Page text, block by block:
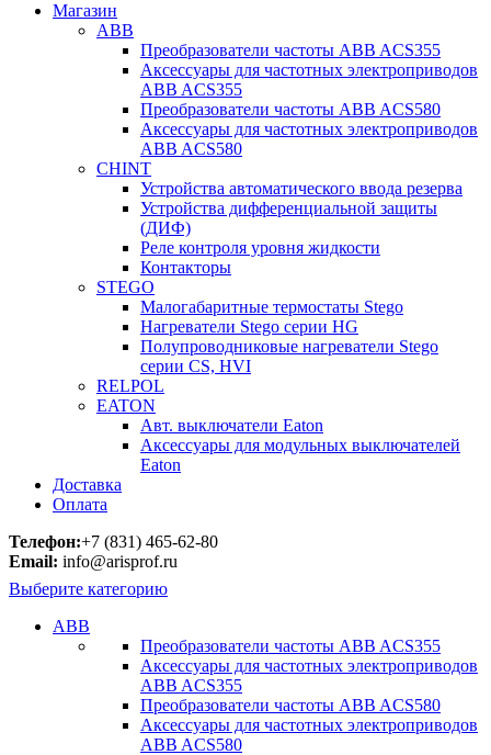
Магазин
ABB
Преобразователи частоты ABB ACS355
Аксессуары для частотных электроприводов
ABB ACS355
Преобразователи частоты ABB ACS580
Аксессуары для частотных электроприводов
ABB ACS580
CHINT
Устройства автоматического ввода резерва
Устройства дифференциальной защиты
(ДИФ)
Реле контроля уровня жидкости
Контакторы
STEGO
Малогабаритные термостаты Stego
Нагреватели Stego серии HG
Полупроводниковые нагреватели Stego
серии CS, HVI
RELPOL
EATON
Авт. выключатели Eaton
Аксессуары для модульных выключателей
Eaton
Доставка
Оплата
Телефон:+7 (831) 465-62-80
Email: info@arisprof.ru
Выберите категорию
ABB
Преобразователи частоты ABB ACS355
Аксессуары для частотных электроприводов
ABB ACS355
Преобразователи частоты ABB ACS580
Аксессуары для частотных электроприводов
ABB ACS580